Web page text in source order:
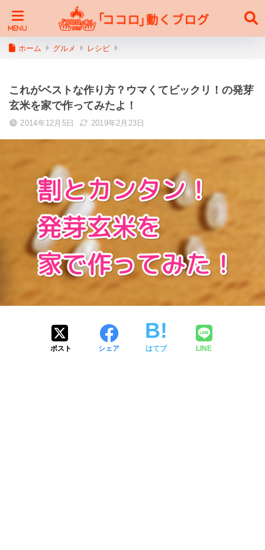
ホーム グルメ レシピ
これがベストな作り方？ウマくてビックリ！の発芽
玄米を家で作ってみたよ！
2014年12月5日 2019年2月23日
ポスト シェア はてブ LINE